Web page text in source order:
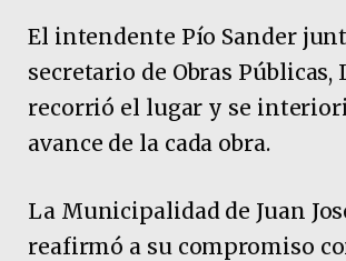
El intendente Pío Sander
secretario de Obras Públicas,
recorrió el lugar y se
avance de la cada obra.
La Municipalidad de Juan
reafirmó a su compromiso